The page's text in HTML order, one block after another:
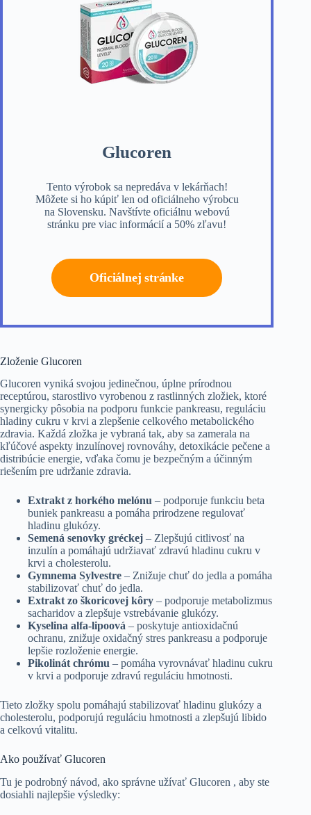
Glucoren
Tento výrobok sa nepredáva v lekárňach!
Môžete si ho kúpiť len od oficiálneho výrobcu
na Slovensku. Navštívte oficiálnu webovú
stránku pre viac informácií a 50% zľavu!
Oficiálnej stránke
Zloženie Glucoren
Glucoren vyniká svojou jedinečnou, úplne prírodnou
receptúrou, starostlivo vyrobenou z rastlinných zložiek, ktoré
synergicky pôsobia na podporu funkcie pankreasu, reguláciu
hladiny cukru v krvi a zlepšenie celkového metabolického
zdravia. Každá zložka je vybraná tak, aby sa zamerala na
kľúčové aspekty inzulínovej rovnováhy, detoxikácie pečene a
distribúcie energie, vďaka čomu je bezpečným a účinným
riešením pre udržanie zdravia.
Extrakt z horkého melónu – podporuje funkciu beta
buniek pankreasu a pomáha prirodzene regulovať
hladinu glukózy.
Semená senovky gréckej – Zlepšujú citlivosť na
inzulín a pomáhajú udržiavať zdravú hladinu cukru v
krvi a cholesterolu.
Gymnema Sylvestre – Znižuje chuť do jedla a pomáha
stabilizovať chuť do jedla.
Extrakt zo škoricovej kôry – podporuje metabolizmus
sacharidov a zlepšuje vstrebávanie glukózy.
Kyselina alfa-lipoová – poskytuje antioxidačnú
ochranu, znižuje oxidačný stres pankreasu a podporuje
lepšie rozloženie energie.
Pikolinát chrómu – pomáha vyrovnávať hladinu cukru
v krvi a podporuje zdravú reguláciu hmotnosti.
Tieto zložky spolu pomáhajú stabilizovať hladinu glukózy a
cholesterolu, podporujú reguláciu hmotnosti a zlepšujú libido
a celkovú vitalitu.
Ako používať Glucoren
Tu je podrobný návod, ako správne užívať Glucoren , aby ste
dosiahli najlepšie výsledky: